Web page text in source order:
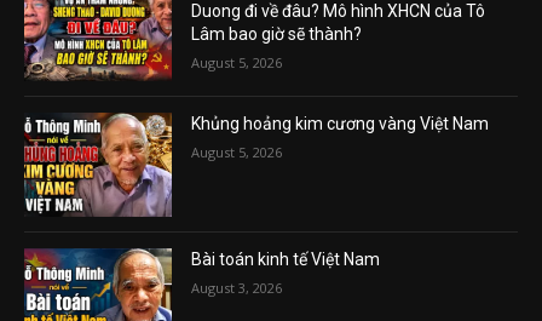
Duong đi về đâu? Mô hình XHCN của Tô
Lâm bao giờ sẽ thành?
August 5, 2026
Khủng hoảng kim cương vàng Việt Nam
August 5, 2026
Bài toán kinh tế Việt Nam
August 3, 2026